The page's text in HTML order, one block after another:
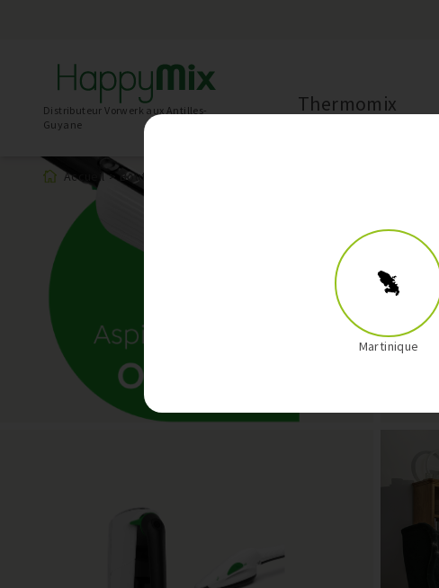
Distributeur Vorwerk aux Antilles-
Guyane
Thermomix
Accueil > Boutique
Martinique